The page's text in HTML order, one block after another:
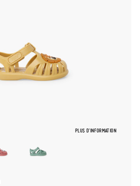
PLUS D'INFORMATION